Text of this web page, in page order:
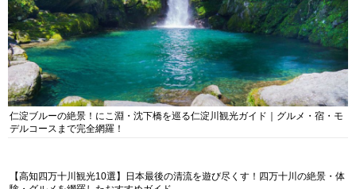
仁淀ブルーの絶景！にこ淵・沈下橋を巡る仁淀川観光ガイド｜グルメ・宿・モ
デルコースまで完全網羅！
【高知四万十川観光10選】日本最後の清流を遊び尽くす！四万十川の絶景・体